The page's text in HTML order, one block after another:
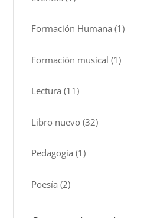
Formación Humana (1)
Formación musical (1)
Lectura (11)
Libro nuevo (32)
Pedagogía (1)
Poesía (2)